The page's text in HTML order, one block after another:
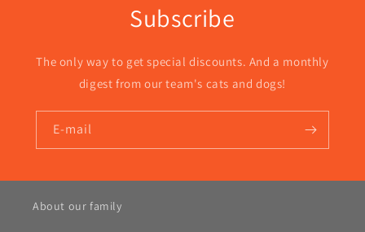
Subscribe
The only way to get special discounts. And a monthly
digest from our team's cats and dogs!
E-mail
About our family